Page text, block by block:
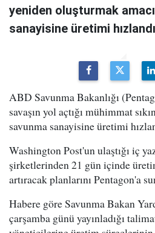
yeniden oluşturmak
sanayisine üretimi
ABD Savunma Bakanlığı
savaşın yol açtığı mühimmat
savunma sanayisine üretimi
Washington Post'un ulaştığı iç
şirketlerinden 21 gün içinde
artıracak planlarını Pentagon'a
Habere göre Savunma Bakan
çarşamba günü yayınladığı